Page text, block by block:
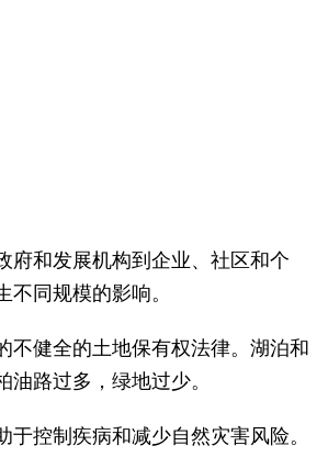
府和发展机构到企业、社区和个
同规模的影响。
不健全的土地保有权法律。湖泊和
路过多，绿地过少。
控制疾病和减少自然灾害风险。